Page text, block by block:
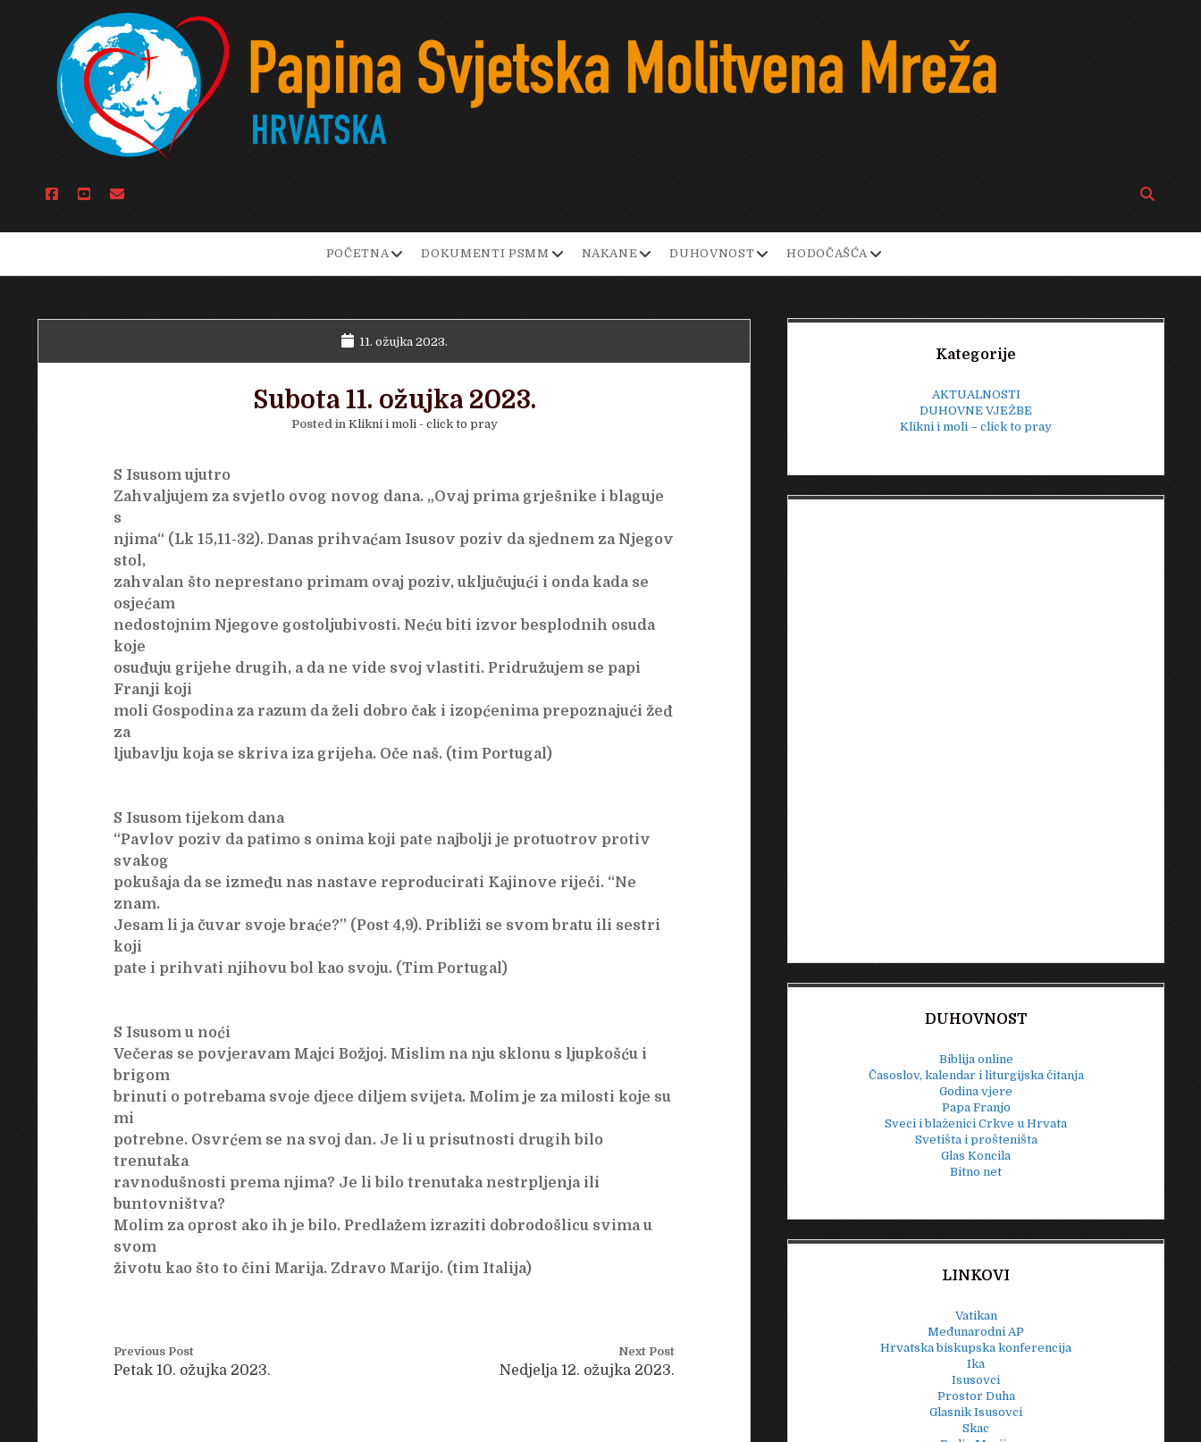
facebook
youtubeemail
Open
bar
POČETNAopen
menu
DOKUMENTI PSMM open
menu
NAKANE open
menu
DUHOVNOST open
menu
HODOČAŠĆA open
menu
11. ožujka 2023.
Subota 11. ožujka 2023.
Posted in Klikni i moli - click to pray
S Isusom ujutro
Zahvaljujem za svjetlo ovog novog dana. „Ovaj prima grješnike i blaguje
s
njima“ (Lk 15,11-32). Danas prihvaćam Isusov poziv da sjednem za Njegov
stol,
zahvalan što neprestano primam ovaj poziv, uključujući i onda kada se
osjećam
nedostojnim Njegove gostoljubivosti. Neću biti izvor besplodnih osuda
koje
osuđuju grijehe drugih, a da ne vide svoj vlastiti. Pridružujem se papi
Franji koji
moli Gospodina za razum da želi dobro čak i izopćenima prepoznajući žeđ
za
ljubavlju koja se skriva iza grijeha. Oče naš. (tim Portugal)
S Isusom tijekom dana
“Pavlov poziv da patimo s onima koji pate najbolji je protuotrov protiv
svakog
pokušaja da se između nas nastave reproducirati Kajinove riječi. “Ne
znam.
Jesam li ja čuvar svoje braće?” (Post 4,9). Približi se svom bratu ili sestri
koji
pate i prihvati njihovu bol kao svoju. (Tim Portugal)
S Isusom u noći
Večeras se povjeravam Majci Božjoj. Mislim na nju sklonu s ljupkošću i
brigom
brinuti o potrebama svoje djece diljem svijeta. Molim je za milosti koje su
mi
potrebne. Osvrćem se na svoj dan. Je li u prisutnosti drugih bilo
trenutaka
ravnodušnosti prema njima? Je li bilo trenutaka nestrpljenja ili
buntovništva?
Molim za oprost ako ih je bilo. Predlažem izraziti dobrodošlicu svima u
svom
životu kao što to čini Marija. Zdravo Marijo. (tim Italija)
Previous Post
Petak 10. ožujka 2023.
Next Post
Nedjelja 12. ožujka 2023.
Sidebar
Kategorije
AKTUALNOSTI
DUHOVNE VJEŽBE
Klikni i moli – click to pray
DUHOVNOST
Biblija online
Časoslov, kalendar i liturgijska čitanja
Godina vjere
Papa Franjo
Sveci i blaženici Crkve u Hrvata
Svetišta i prošteništa
Glas Koncila
Bitno net
LINKOVI
Vatikan
Međunarodni AP
Hrvatska biskupska konferencija
Ika
Isusovci
Prostor Duha
Glasnik Isusovci
Skac